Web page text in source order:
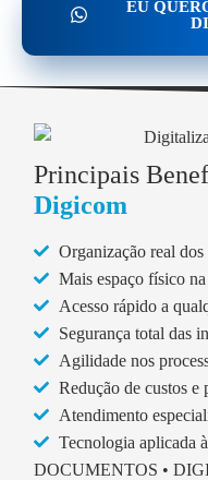
EU
Principais
Digicom
Organização real dos
Mais espaço físico na
Acesso rápido a
Segurança total das
Agilidade nos
Redução de custos e
Atendimento
Tecnologia aplicada
DOCUMENTOS •